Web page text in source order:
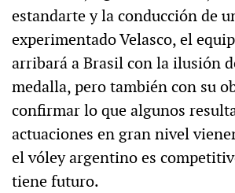
estandarte y la conducción de
experimentado Velasco, el
arribará a Brasil con la ilusión
medalla, pero también con su
confirmar lo que algunos
actuaciones en gran nivel
el vóley argentino es
tiene futuro.